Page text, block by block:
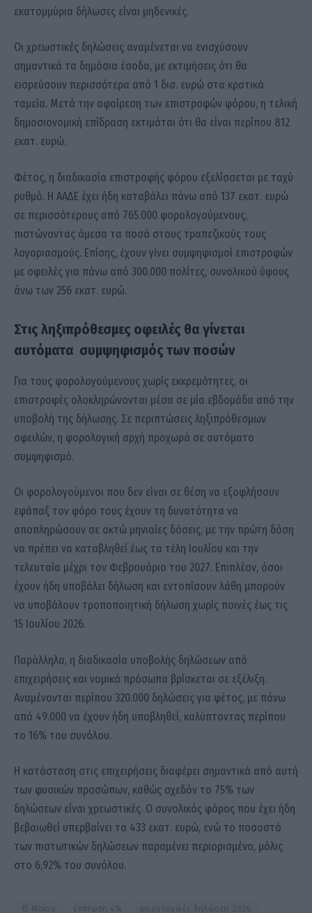
εκατομμύρια δήλωσες είναι μηδενικές.
Οι χρεωστικές δηλώσεις αναμένεται να ενισχύσουν
σημαντικά τα δημόσια έσοδα, με εκτιμήσεις ότι θα
εισρεύσουν περισσότερα από 1 δισ. ευρώ στα κρατικά
ταμεία. Μετά την αφαίρεση των επιστροφών φόρου, η τελική
δημοσιονομική επίδραση εκτιμάται ότι θα είναι περίπου 812
εκατ. ευρώ.
Φέτος, η διαδικασία επιστροφής φόρου εξελίσσεται με ταχύ
ρυθμό. Η ΑΑΔΕ έχει ήδη καταβάλει πάνω από 137 εκατ. ευρώ
σε περισσότερους από 765.000 φορολογούμενους,
πιστώνοντας άμεσα τα ποσά στους τραπεζικούς τους
λογαριασμούς. Επίσης, έχουν γίνει συμψηφισμοί επιστροφών
με οφειλές για πάνω από 300.000 πολίτες, συνολικού ύψους
άνω των 256 εκατ. ευρώ.
Στις ληξιπρόθεσμες οφειλές θα γίνεται
αυτόματα συμψηφισμός των ποσών
Για τους φορολογούμενους χωρίς εκκρεμότητες, οι
επιστροφές ολοκληρώνονται μέσα σε μία εβδομάδα από την
υποβολή της δήλωσης. Σε περιπτώσεις ληξιπρόθεσμων
οφειλών, η φορολογική αρχή προχωρά σε αυτόματο
συμψηφισμό.
Οι φορολογούμενοι που δεν είναι σε θέση να εξοφλήσουν
εφάπαξ τον φόρο τους έχουν τη δυνατότητα να
αποπληρώσουν σε οκτώ μηνιαίες δόσεις, με την πρώτη δόση
να πρέπει να καταβληθεί έως τα τέλη Ιουλίου και την
τελευταία μέχρι τον Φεβρουάριο του 2027. Επιπλέον, όσοι
έχουν ήδη υποβάλει δήλωση και εντοπίσουν λάθη μπορούν
να υποβάλουν τροποποιητική δήλωση χωρίς ποινές έως τις
15 Ιουλίου 2026.
Παράλληλα, η διαδικασία υποβολής δηλώσεων από
επιχειρήσεις και νομικά πρόσωπα βρίσκεται σε εξέλιξη.
Αναμένονται περίπου 320.000 δηλώσεις για φέτος, με πάνω
από 49.000 να έχουν ήδη υποβληθεί, καλύπτοντας περίπου
το 16% του συνόλου.
Η κατάσταση στις επιχειρήσεις διαφέρει σημαντικά από αυτή
των φυσικών προσώπων, καθώς σχεδόν το 75% των
δηλώσεων είναι χρεωστικές. Ο συνολικός φόρος που έχει ήδη
βεβαιωθεί υπερβαίνει τα 433 εκατ. ευρώ, ενώ το ποσοστό
των πιστωτικών δηλώσεων παραμένει περιορισμένο, μόλις
στο 6,92% του συνόλου.
15 Μαΐου έκπτωση 4% φορολογικές δηλώσεις 2026